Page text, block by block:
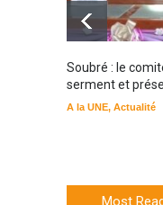
Soubré : le
serment et
A la UNE, Actualité
Most